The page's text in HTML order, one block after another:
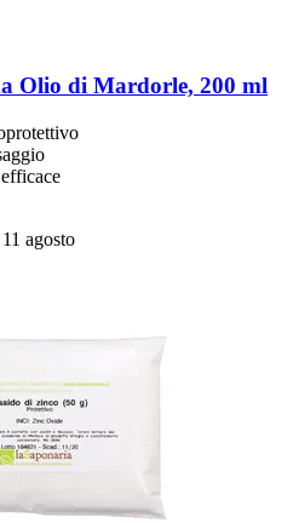
Olio di Mardorle, 200 ml
agosto